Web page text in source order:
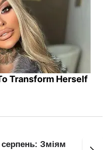
Transform Herself
серпень: Зміям